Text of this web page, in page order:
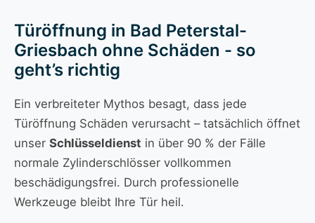
Türöffnung in Bad Peterstal-
Griesbach ohne Schäden - so
geht’s richtig
Ein verbreiteter Mythos besagt, dass jede
Türöffnung Schäden verursacht – tatsächlich öffnet
unser Schlüsseldienst in über 90 % der Fälle
normale Zylinderschlösser vollkommen
beschädigungsfrei. Durch professionelle
Werkzeuge bleibt Ihre Tür heil.